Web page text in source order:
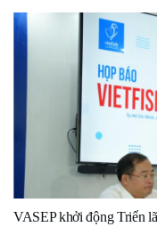
VASEP khởi động Triển